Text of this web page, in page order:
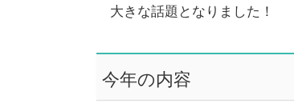
大きな話題となりました！
今年の内容